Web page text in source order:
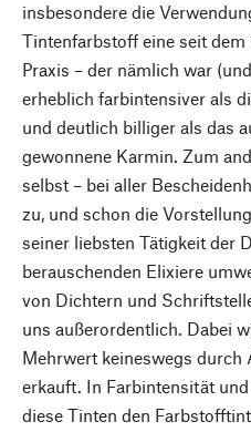
insbesondere die
Tintenfarbstoff eine seit dem
Praxis – der nämlich war
erheblich farbintensiver als
und deutlich billiger als das
gewonnene Karmin. Zum
selbst – bei aller
zu, und schon die
seiner liebsten Tätigkeit der
berauschenden Elixiere
von Dichtern und
uns außerordentlich. Dabei
Mehrwert keineswegs durch
erkauft. In Farbintensität
diese Tinten den